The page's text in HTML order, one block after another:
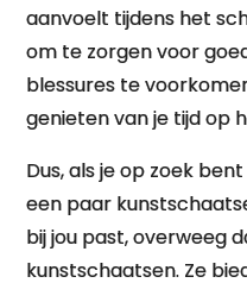
aanvoelt tijdens het
om te zorgen voor
blessures te
genieten van je tijd op
Dus, als je op zoek
een paar
bij jou past, overweeg
kunstschaatsen. Ze